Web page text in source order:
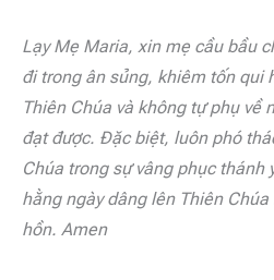
Lạy Mẹ Maria, xin mẹ cầu bầu
đi trong ân sủng, khiêm tốn qui
Thiên Chúa và không tự phụ về
đạt được. Đặc biệt, luôn phó
Chúa trong sự vâng phục thánh
hằng ngày dâng lên Thiên
hồn. Amen